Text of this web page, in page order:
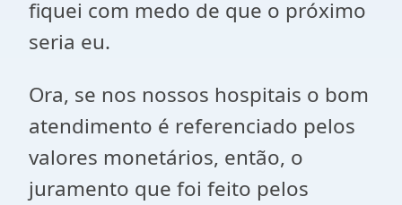
fiquei com medo de que o próximo
seria eu.
Ora, se nos nossos hospitais o bom
atendimento é referenciado pelos
valores monetários, então, o
juramento que foi feito pelos